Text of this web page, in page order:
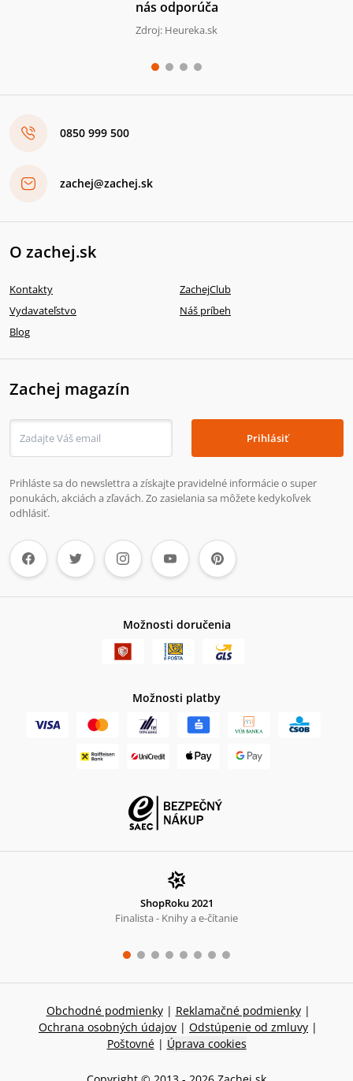
nás odporúča
Zdroj: Heureka.sk
0850 999 500
zachej@zachej.sk
O zachej.sk
Kontakty
ZachejClub
Vydavateľstvo
Náš príbeh
Blog
Zachej magazín
Prihlásiť
Prihláste sa do newslettra a získajte pravidelné informácie o super
ponukách, akciách a zľavách. Zo zasielania sa môžete kedykoľvek
odhlásiť.
Možnosti doručenia
Možnosti platby
ShopRoku 2021
Finalista - Knihy a e-čítanie
Obchodné podmienky | Reklamačné podmienky |
Ochrana osobných údajov | Odstúpenie od zmluvy |
Poštovné | Úprava cookies